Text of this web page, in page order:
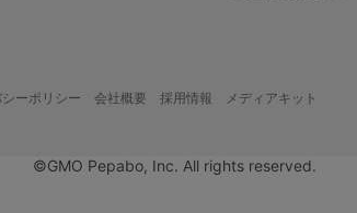
ーポリシー 会社概要 採用情報 メディアキット
©GMO Pepabo, Inc. All rights reserved.